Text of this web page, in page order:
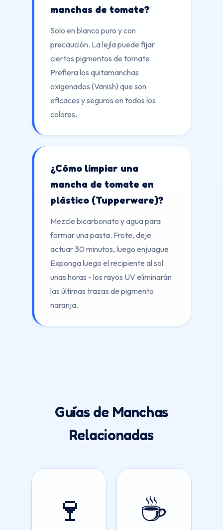
manchas de tomate?
Solo en blanco puro y con
precaución. La lejía puede fijar
ciertos pigmentos de tomate.
Prefiera los quitamanchas
oxigenados (Vanish) que son
eficaces y seguros en todos los
colores.
¿Cómo limpiar una
mancha de tomate en
plástico (Tupperware)?
Mezcle bicarbonato y agua para
formar una pasta. Frote, deje
actuar 30 minutos, luego enjuague.
Exponga luego el recipiente al sol
unas horas - los rayos UV eliminarán
las últimas trazas de pigmento
naranja.
Guías de Manchas
Relacionadas
🍷 ☕